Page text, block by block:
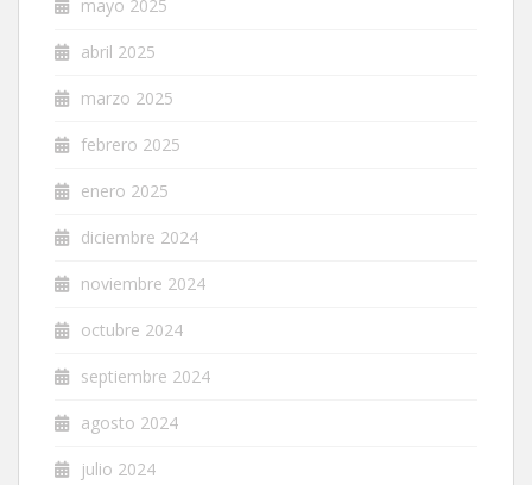
mayo 2025
abril 2025
marzo 2025
febrero 2025
enero 2025
diciembre 2024
noviembre 2024
octubre 2024
septiembre 2024
agosto 2024
julio 2024